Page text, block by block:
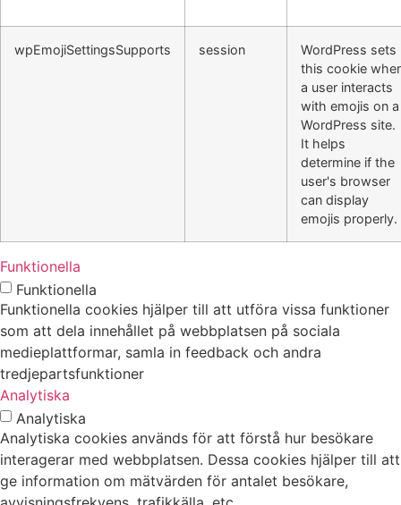
wpEmojiSettingsSupports session
WordPress sets
this cookie
a user interacts
with emojis on a
WordPress site.
It helps
determine if the
user's browser
can display
emojis properly.
Funktionella
Funktionella
Funktionella cookies hjälper till att utföra vissa funktioner
som att dela innehållet på webbplatsen på sociala
medieplattformar, samla in feedback och andra
tredjepartsfunktioner
Analytiska
Analytiska
Analytiska cookies används för att förstå hur besökare
interagerar med webbplatsen. Dessa cookies hjälper till att
ge information om mätvärden för antalet besökare,